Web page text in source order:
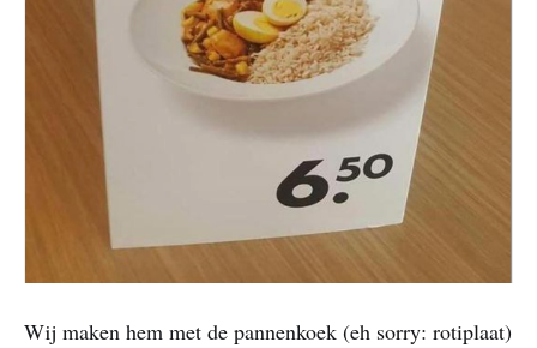
Wij maken hem met de pannenkoek (eh sorry: rotiplaat)